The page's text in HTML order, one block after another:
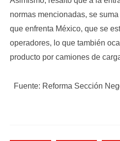
normas mencionadas, se
que enfrenta México, que se
operadores, lo que también
producto por camiones de
Fuente: Reforma Sección